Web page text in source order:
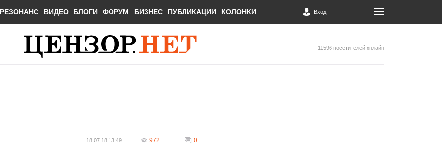
РЕЗОНАНС ВИДЕО БЛОГИ ФОРУМ БИЗНЕС ПУБЛИКАЦИИ КОЛОНКИ Вход
11596 посетителей онлайн
18.07.18 13:49 972 0